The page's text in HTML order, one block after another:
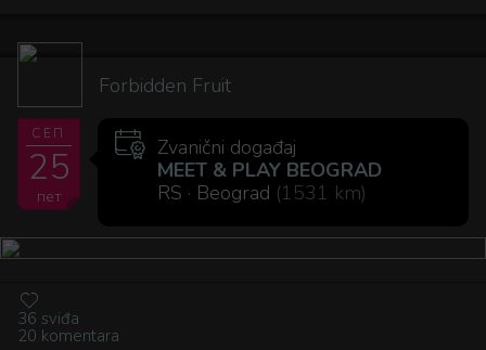
Forbidden Fruit
СЕП
25
пет
Zvanični događaj
MEET & PLAY BEOGRAD
RS · Beograd (1531 km)
36 sviđa
20 komentara